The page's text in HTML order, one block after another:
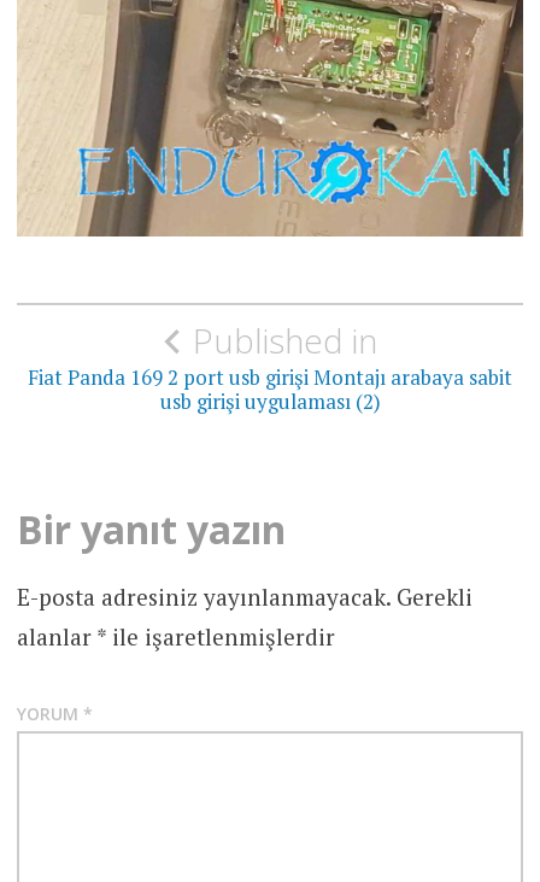
Yazı
gezinmesiPublished in
Fiat Panda 169 2 port usb girişi Montajı arabaya sabit
usb girişi uygulaması (2)
Bir yanıt yazın
E-posta adresiniz yayınlanmayacak. Gerekli
alanlar *ile işaretlenmişlerdir
YORUM *